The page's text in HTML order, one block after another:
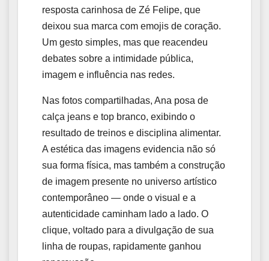
resposta carinhosa de Zé Felipe, que
deixou sua marca com emojis de coração.
Um gesto simples, mas que reacendeu
debates sobre a intimidade pública,
imagem e influência nas redes.
Nas fotos compartilhadas, Ana posa de
calça jeans e top branco, exibindo o
resultado de treinos e disciplina alimentar.
A estética das imagens evidencia não só
sua forma física, mas também a construção
de imagem presente no universo artístico
contemporâneo — onde o visual e a
autenticidade caminham lado a lado. O
clique, voltado para a divulgação de sua
linha de roupas, rapidamente ganhou